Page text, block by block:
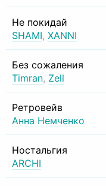
Не покидай
SHAMI, XANNI
Без сожаления
Timran, Zell
Ретровейв
Анна Немченко
Ностальгия
ARCHI